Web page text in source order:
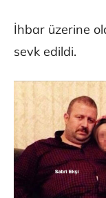
İhbar üzerine
sevk edildi.